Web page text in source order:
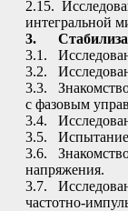
2.15.
интегральной
3.
3.1.
3.2.
3.3.
с фазовым
3.4.
3.5. Испытание
3.6.
напряжения.
3.7.
частотно-